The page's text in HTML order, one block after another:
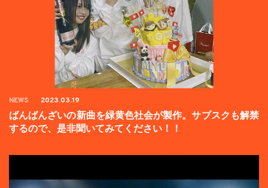
NEWS 2023.03.19
ばんばんざいの新曲を緑黄色社会が製作。サブスクも解禁
するので、是非聞いてみてください！！